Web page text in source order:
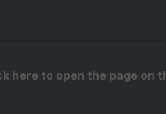
here to open the page on